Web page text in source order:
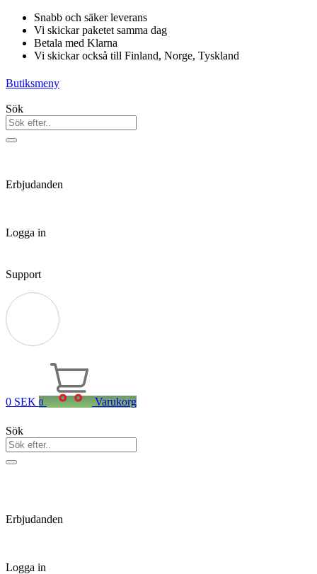
Hoppa
innehåll
Snabb och säker leverans
Vi skickar paketet samma dag
Betala med Klarna
Vi skickar också till Finland, Norge, Tyskland
Butiksmeny
Sök
Erbjudanden
Logga in
Support
0 SEK 0 Varukorg
Sök
Erbjudanden
Logga in